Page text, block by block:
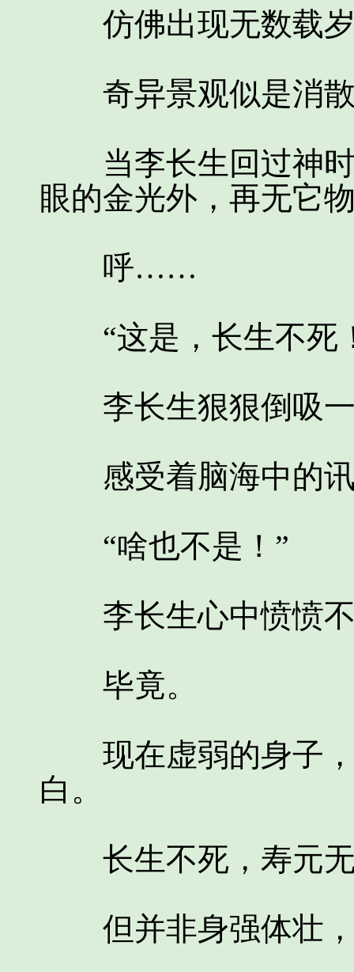
仿佛出现无数载岁
奇异景观似是消散
当李长生回过神时
眼的金光外，再无它
呼……
“这是，长生不死
李长生狠狠倒吸一
感受着脑海中的
“啥也不是！”
李长生心中愤愤
毕竟。
现在虚弱的身子，
白。
长生不死，寿元无
但并非身强体壮，